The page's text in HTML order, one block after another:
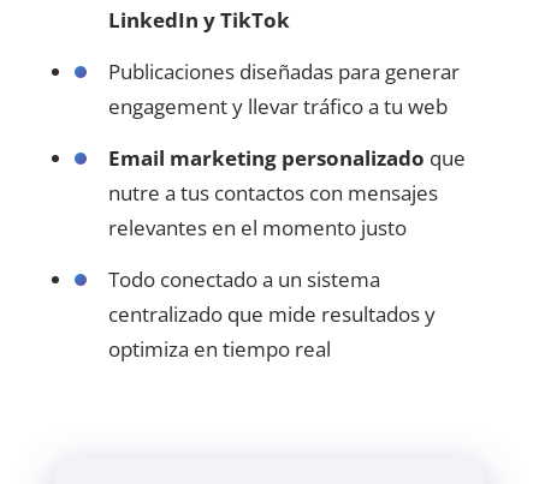
LinkedIn y TikTok
Publicaciones diseñadas para generar
engagement y llevar tráfico a tu web
Email marketing personalizado que
nutre a tus contactos con mensajes
relevantes en el momento justo
Todo conectado a un sistema
centralizado que mide resultados y
optimiza en tiempo real